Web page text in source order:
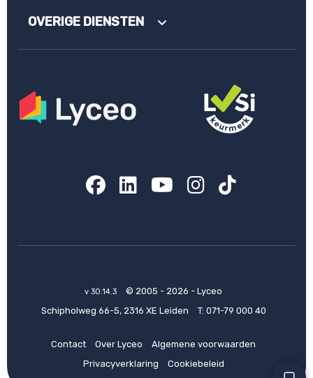
OVERIGE DIENSTEN
Facebook
LinkedIn
YouTube
Instagram
TikTok
v 30.14.3
© 2005 - 2026 - Lyceo
Schipholweg 66-5, 2316 XE Leiden
T: 071-79 000 40
Contact Over Lyceo
Algemene voorwaarden
Privacyverklaring
Cookiebeleid